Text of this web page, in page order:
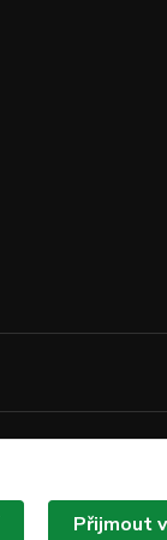
Přijmout